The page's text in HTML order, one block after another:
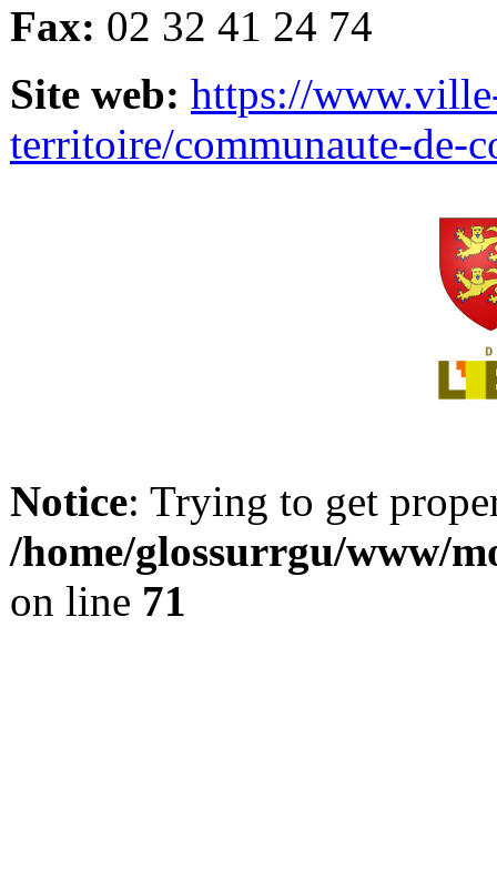
Fax: 02 32 41 24 74
Site web: https://
territoire/communaute-de-
Notice: Trying to get
/home/glossurrgu/www/
on line 71